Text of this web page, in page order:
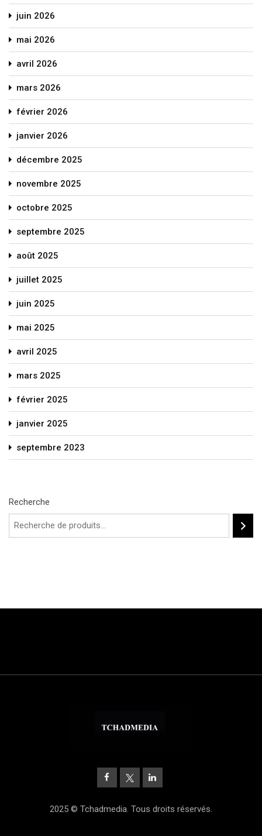
juin 2026
mai 2026
avril 2026
mars 2026
février 2026
janvier 2026
décembre 2025
novembre 2025
octobre 2025
septembre 2025
août 2025
juillet 2025
juin 2025
mai 2025
avril 2025
mars 2025
février 2025
janvier 2025
septembre 2023
Recherche
2025 © Tchadmedia. Tous droits réservés.